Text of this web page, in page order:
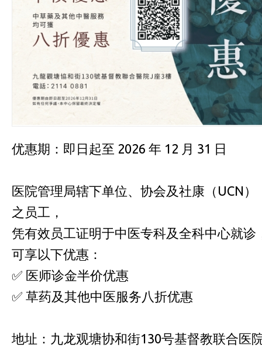
优惠期：即日起至 2026 年 12 月 31 日
医院管理局辖下单位、协会及社康（UCN）
之员工，
凭有效员工证明于中医专科及全科中心就诊
可享以下优惠：
✅ 医师诊金半价优惠
✅ 草药及其他中医服务八折优惠
地址：九龙观塘协和街130号基督教联合医